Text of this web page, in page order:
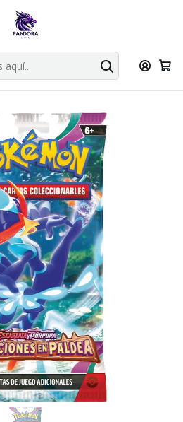
superiores a 49.990 el envio es
singles
TCG Pokémon TCG
Evolved BOOSTER (ingles)